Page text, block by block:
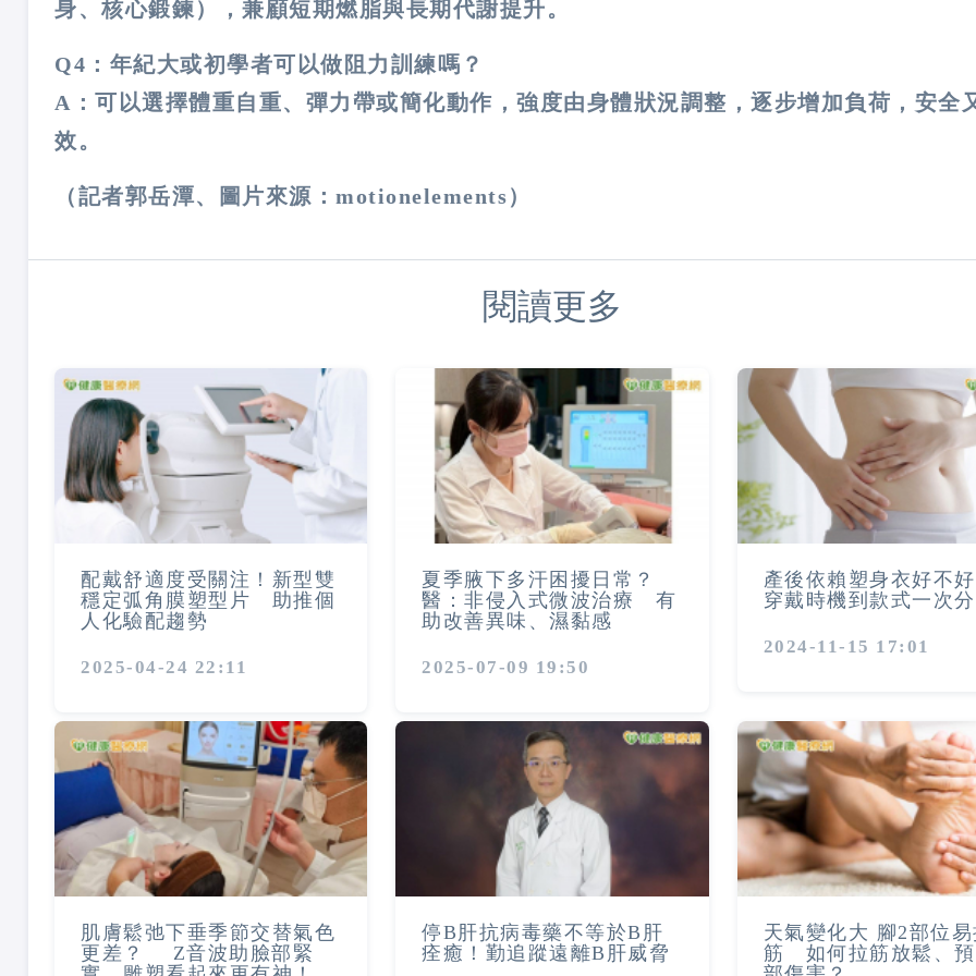
身、核心鍛鍊），兼顧短期燃脂與長期代謝提升。
Q4 ：年紀大或初學者可以做阻力訓練嗎？
A：可以選擇體重自重、彈力帶或簡化動作，強度由身體狀況調整，逐步增加負荷，安全
效。
（記者郭岳潭、圖片來源：motionelements）
閱讀更多
配戴舒適度受關注！新型雙
穩定弧角膜塑型片 助推個
人化驗配趨勢
2025-04-24 22:11
夏季腋下多汗困擾日常？
醫：非侵入式微波治療 有
助改善異味、濕黏感
2025-07-09 19:50
產後依賴塑身衣好不
穿戴時機到款式一次
2024-11-15 17:01
肌膚鬆弛下垂季節交替氣色
更差？ Z音波助臉部緊
停B肝抗病毒藥不等於B肝
痊癒！勤追蹤遠離B肝威脅
天氣變化大 腳2部位
筋 如何拉筋放鬆、